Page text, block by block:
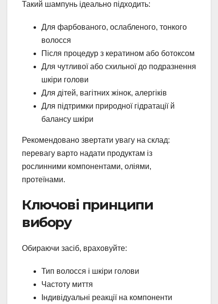
Такий шампунь ідеально підходить:
Для фарбованого, ослабленого, тонкого
волосся
Після процедур з кератином або ботоксом
Для чутливої або схильної до подразнення
шкіри голови
Для дітей, вагітних жінок, алергіків
Для підтримки природної гідратації й
балансу шкіри
Рекомендовано звертати увагу на склад:
перевагу варто надати продуктам із
рослинними компонентами, оліями,
протеїнами.
Ключові принципи
вибору
Обираючи засіб, враховуйте:
Тип волосся і шкіри голови
Частоту миття
Індивідуальні реакції на компоненти